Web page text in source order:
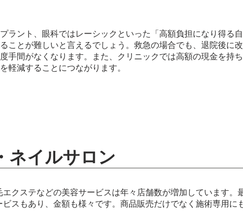
ラント、眼科ではレーシックといった「高額負担になり得る
ことが難しいと言えるでしょう。救急の場合でも、退院後に
手間がなくなります。また、クリニックでは高額の現金を持ち
軽減することにつながります。
ネイルサロン
クステなどの美容サービスは年々店舗数が増加しています。
スもあり、金額も様々です。商品販売だけでなく施術専用に